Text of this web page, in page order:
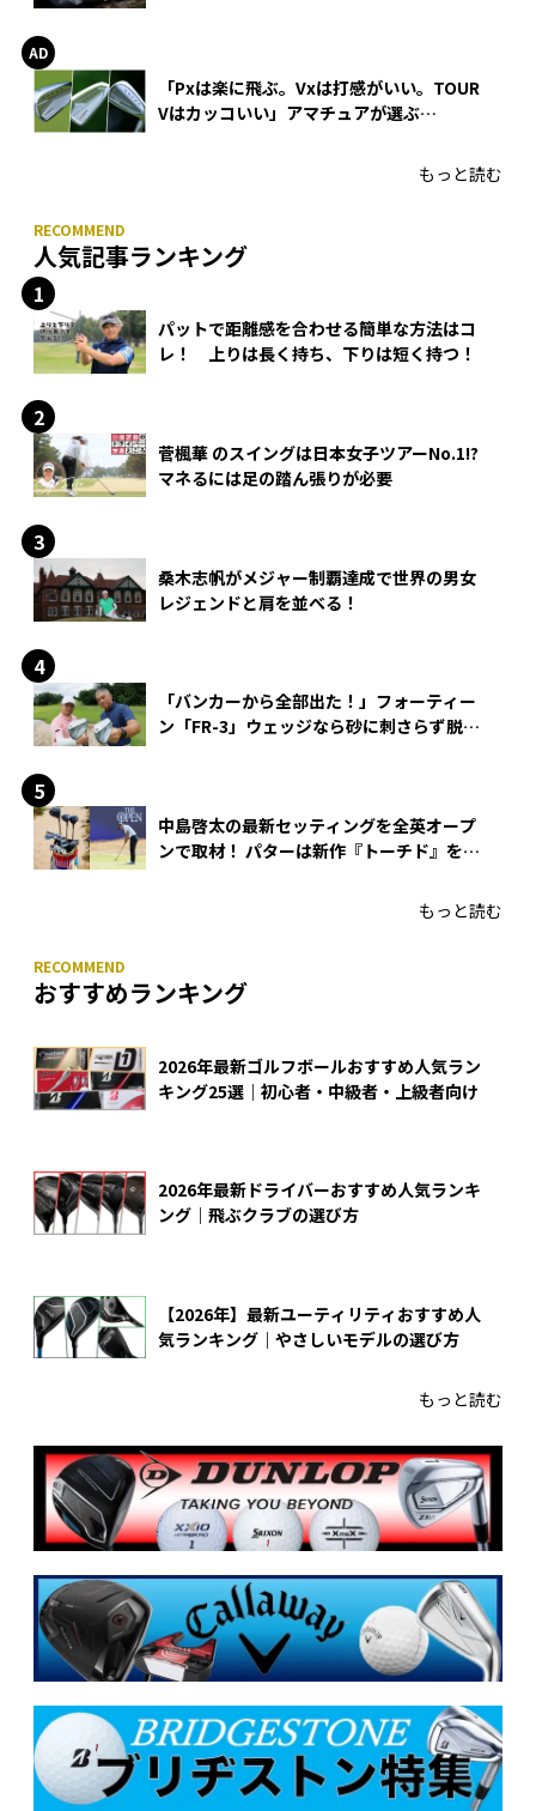
「Pxは楽に飛ぶ。Vxは打感がいい。TOUR
Vはカッコいい」アマチュアが選ぶ
もっと読む
人気記事ランキング
パットで距離感を合わせる簡単な方法はコ
レ！ 上りは長く持ち、下りは短く持つ！
菅楓華 のスイングは日本女子ツアーNo.1!?
マネるには足の踏ん張りが必要
桑木志帆がメジャー制覇達成で世界の男女
レジェンドと肩を並べる！
「バンカーから全部出た！」フォーティー
ン「FR-3」ウェッジなら砂に刺さらず脱出
中島啓太の最新セッティングを全英オープ
ンで取材！ パターは新作『トーチド』を投
もっと読む
おすすめランキング
2026年最新ゴルフボールおすすめ人気ラン
キング25選｜初心者・中級者・上級者向け
2026年最新ドライバーおすすめ人気ランキ
ング｜飛ぶクラブの選び方
【2026年】最新ユーティリティおすすめ人
気ランキング｜やさしいモデルの選び方
もっと読む